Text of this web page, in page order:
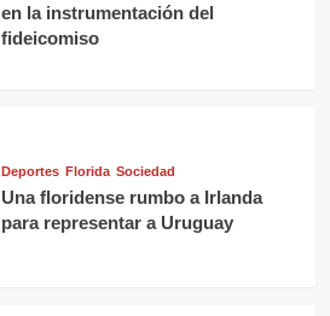
en la instrumentación del
fideicomiso
Deportes Florida Sociedad
Una floridense rumbo a Irlanda
para representar a Uruguay